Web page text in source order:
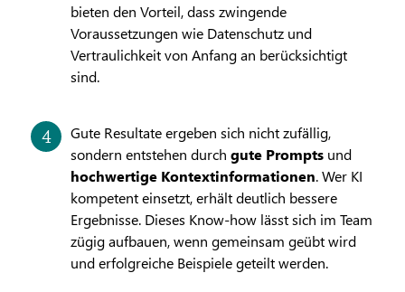
bieten den Vorteil, dass zwingende
Voraussetzungen wie Datenschutz und
Vertraulichkeit von Anfang an berücksichtigt
sind.
Gute Resultate ergeben sich nicht zufällig,
sondern entstehen durch gute Prompts und
hochwertige Kontextinformationen. Wer KI
kompetent einsetzt, erhält deutlich bessere
Ergebnisse. Dieses Know-how lässt sich im Team
zügig aufbauen, wenn gemeinsam geübt wird
und erfolgreiche Beispiele geteilt werden.